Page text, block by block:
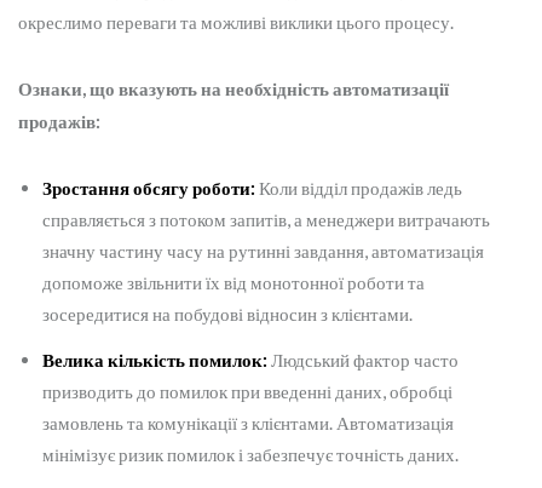
окреслимо переваги та можливі виклики цього процесу.
Ознаки, що вказують на необхідність автоматизації
продажів:
Зростання обсягу роботи: Коли відділ продажів ледь
справляється з потоком запитів, а менеджери витрачають
значну частину часу на рутинні завдання, автоматизація
допоможе звільнити їх від монотонної роботи та
зосередитися на побудові відносин з клієнтами.
Велика кількість помилок: Людський фактор часто
призводить до помилок при введенні даних, обробці
замовлень та комунікації з клієнтами. Автоматизація
мінімізує ризик помилок і забезпечує точність даних.